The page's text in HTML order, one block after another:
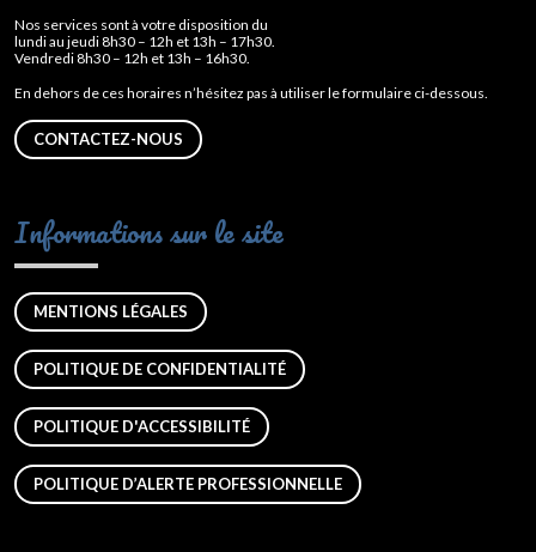
Nos services sont à votre disposition du
lundi au jeudi 8h30 – 12h et 13h – 17h30.
Vendredi 8h30 – 12h et 13h – 16h30.
En dehors de ces horaires n’hésitez pas à utiliser le formulaire ci-dessous.
CONTACTEZ-NOUS
Informations sur le site
MENTIONS LÉGALES
POLITIQUE DE CONFIDENTIALITÉ
POLITIQUE D'ACCESSIBILITÉ
POLITIQUE D’ALERTE PROFESSIONNELLE